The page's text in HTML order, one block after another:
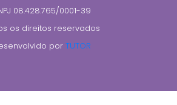
08.428.765/0001-39
os direitos reservados
por TUTOR